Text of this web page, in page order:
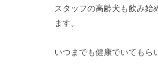
乳
類
診
スタッフの高齢犬も飲み始
ます。
いつまでも健康でいてもら